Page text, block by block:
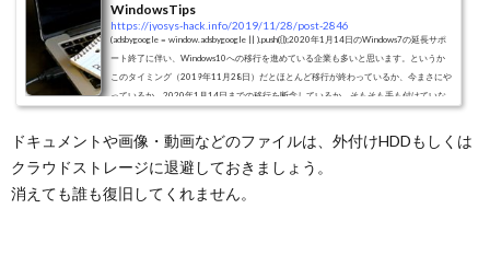
WindowsTips
https://jyosys-hack.info/2019/11/28/post-2846
(adsbygoogle = window.adsbygoogle || ).push({});2020年1月14日のWindows7の延長サポ
ート終了に伴い、Windows10への移行を進めている企業も多いと思います。というか
このタイミング（2019年11月28日）だとほとんど移行が終わっているか、今まさにや
っているか、2020年1月14日までの移行を断念しているか、そもそも手も付けていな
ているのですが、自宅のPCはWindows10への自動アップデートの通知をガン無視し続
けていたのでWindows8.1のまま。サポート...
ドキュメントや画像・動画などのファイルは、外付けHDDもしくは
クラウドストレージに退避しておきましょう。
消えても誰も復旧してくれません。